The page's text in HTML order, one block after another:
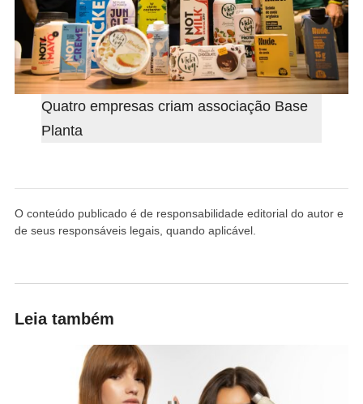
Quatro empresas criam associação Base
Planta
O conteúdo publicado é de responsabilidade editorial do autor e
de seus responsáveis legais, quando aplicável.
Leia também